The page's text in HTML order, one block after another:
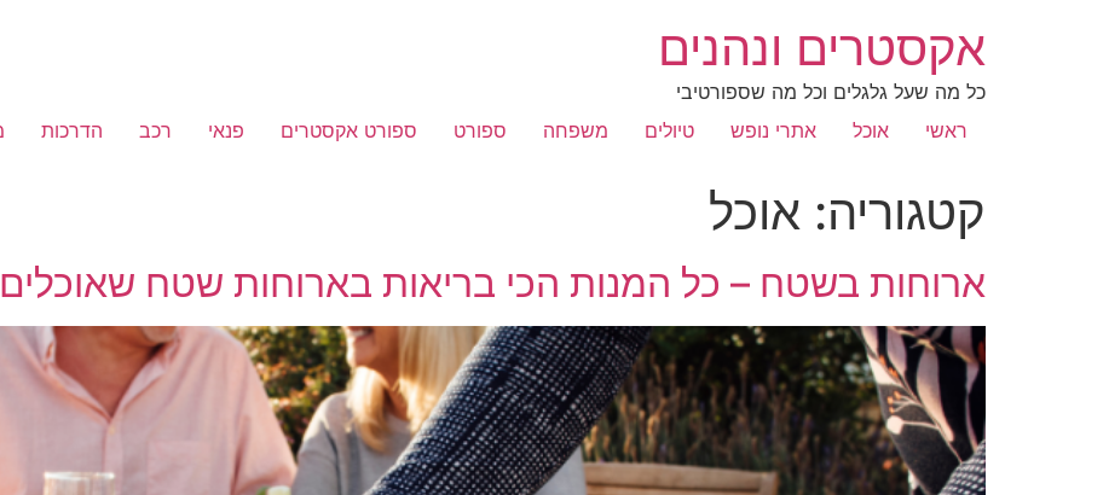
אקסטרים ונהנים
כל מה שעל גלגלים וכל מה שספורטיבי
ראשי
אוכל אתרי נופש טיולים משפחה ספורט ספורט אקסטרים פנאי רכב הדרכות
קטגוריה: אוכל
ארוחות בשטח – כל המנות הכי בריאות בארוחות שטח